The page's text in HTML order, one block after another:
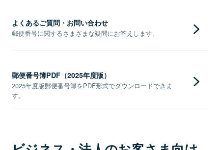
よくあるご質問・お問い合わせ
郵便番号に関するさまざまな疑問にお答えします。
郵便番号簿PDF（2025年度版）
2025年度版郵便番号簿をPDF形式でダウンロードできま
す。